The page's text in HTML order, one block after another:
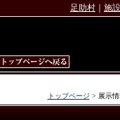
足助村 施
トップページ > 展示情